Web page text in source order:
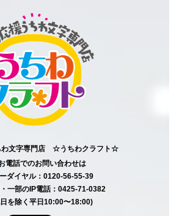
わ文字専門店 ☆うちわクラフト☆
電話でのお問い合わせは
ダイヤル：0120-56-55-39
一部のIP電話：0425-71-0382
を除く平日10:00〜18:00)